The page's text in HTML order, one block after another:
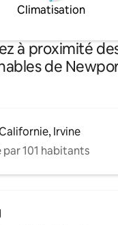
Climatisation
à proximité
de
Irvine
101 habitants